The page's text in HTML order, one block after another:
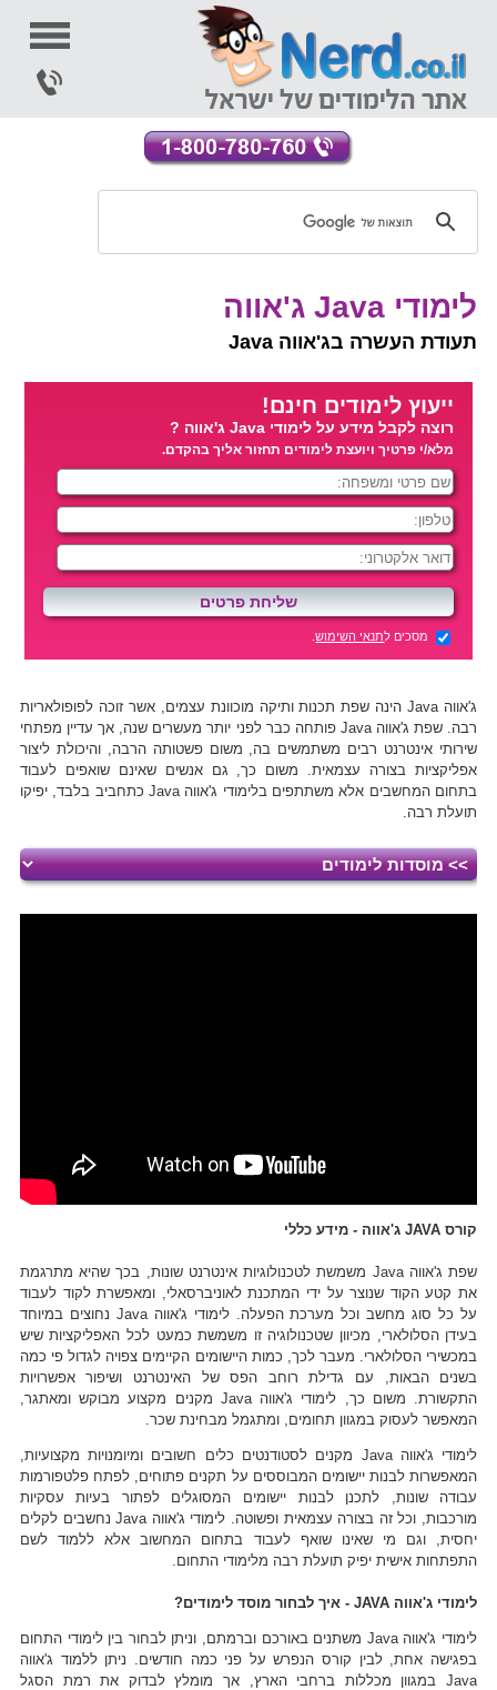
לימודי Java ג'אווה
תעודת העשרה בג'אווה Java
ייעוץ לימודים חינם!
רוצה לקבל מידע על לימודי Java ג'אווה ?
מלא/י פרטיך ויועצת לימודים תחזור אליך בהקדם.
מסכים לתנאי השימוש.
ג'אווה Java הינה שפת תכנות ותיקה מוכוונת עצמים, אשר זוכה לפופולאריות
רבה. שפת ג'אווה Java פותחה כבר לפני יותר מעשרים שנה, אך עדיין מפתחי
שירותי אינטרנט רבים משתמשים בה, משום פשטותה הרבה, והיכולת ליצור
אפליקציות בצורה עצמאית. משום כך, גם אנשים שאינם שואפים לעבוד
בתחום המחשבים אלא משתתפים בלימודי ג'אווה Java כתחביב בלבד, יפיקו
תועלת רבה.
קורס JAVA ג'אווה - מידע כללי
שפת ג'אווה Java משמשת לטכנולוגיות אינטרנט שונות, בכך שהיא מתרגמת
את קטע הקוד שנוצר על ידי המתכנת לאוניברסאלי, ומאפשרת לקוד לעבוד
על כל סוג מחשב וכל מערכת הפעלה. לימודי ג'אווה Java נחוצים במיוחד
בעידן הסלולארי, מכיוון שטכנולוגיה זו משמשת כמעט לכל האפליקציות שיש
במכשירי הסלולארי. מעבר לכך, כמות היישומים הקיימים צפויה לגדול פי כמה
בשנים הבאות, עם גדילת רוחב הפס של האינטרנט ושיפור אפשרויות
התקשורת. משום כך, לימודי ג'אווה Java מקנים מקצוע מבוקש ומאתגר,
המאפשר לעסוק במגוון תחומים, ומתגמל מבחינת שכר.
לימודי ג'אווה Java מקנים לסטודנטים כלים חשובים ומיומנויות מקצועיות,
המאפשרות לבנות יישומים המבוססים על תקנים פתוחים, לפתח פלטפורמות
עבודה שונות, לתכנן לבנות יישומים המסוגלים לפתור בעיות עסקיות
מורכבות, וכל זה בצורה עצמאית ופשוטה. לימודי ג'אווה Java נחשבים לקלים
יחסית, וגם מי שאינו שואף לעבוד בתחום המחשוב אלא ללמוד לשם
התפתחות אישית יפיק תועלת רבה מלימודי התחום.
לימודי ג'אווה JAVA - איך לבחור מוסד לימודים?
לימודי ג'אווה Java משתנים באורכם וברמתם, וניתן לבחור בין לימודי התחום
בפגישה אחת, לבין קורס הנפרש על פני כמה חודשים. ניתן ללמוד ג'אווה
Java במגוון מכללות ברחבי הארץ, אך מומלץ לבדוק את רמת הסגל